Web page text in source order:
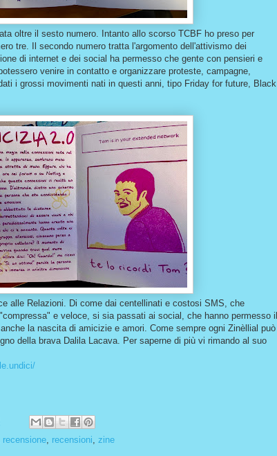
oltre il sesto numero. Intanto allo scorso TCBF ho preso per
tre. Il secondo numero tratta l'argomento dell'attivismo dei
di internet e dei social ha permesso che gente con pensieri e
venire in contatto e organizzare proteste, campagne,
i grossi movimenti nati in questi anni, tipo Friday for future, Black
alle Relazioni. Di come dai centellinati e costosi SMS, che
e veloce, si sia passati ai social, che hanno permesso il
la nascita di amicizie e amori. Come sempre ogni Zinèllial può
della brava Dalila Lacava. Per saperne di più vi rimando al suo
recensione, recensioni, zine